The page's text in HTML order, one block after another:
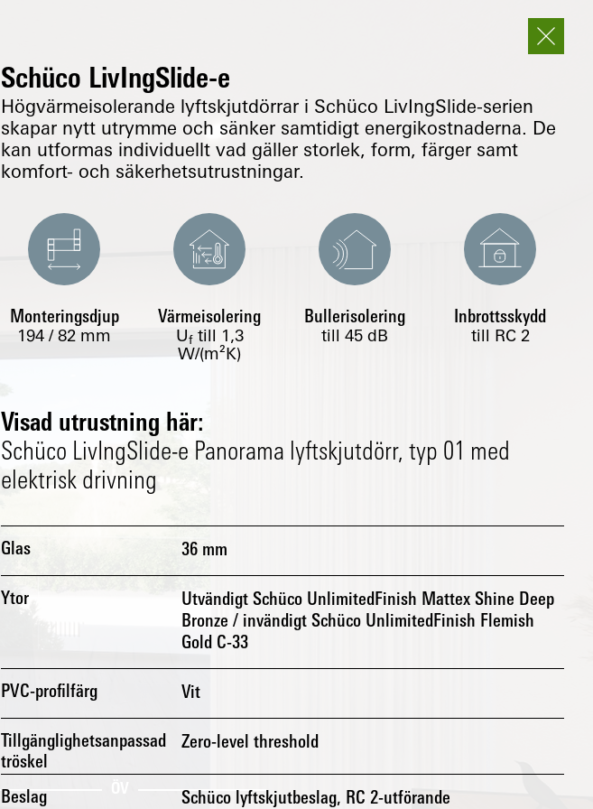
Schüco LivIngSlide-e
Högvärmeisolerande lyftskjutdörrar i Schüco LivIngSlide-serien
skapar nytt utrymme och sänker samtidigt energikostnaderna. De
kan utformas individuellt vad gäller storlek, form, färger samt
komfort- och säkerhetsutrustningar.
Monteringsdjup
194 / 82 mm
Värmeisolering
Uf till 1,3
W/(m²K)
Bullerisolering
till 45 dB
Inbrottsskydd
till RC 2
Visad utrustning här:
Schüco LivIngSlide-e Panorama lyftskjutdörr, typ 01 med
elektrisk drivning
Glas 36 mm
Ytor
Utvändigt Schüco UnlimitedFinish Mattex Shine Deep
Bronze / invändigt Schüco UnlimitedFinish Flemish
Gold C-33
PVC-profilfärg Vit
Tillgänglighetsanpassad
tröskel
Zero-level threshold
Beslag Schüco lyftskjutbeslag, RC 2-utförande